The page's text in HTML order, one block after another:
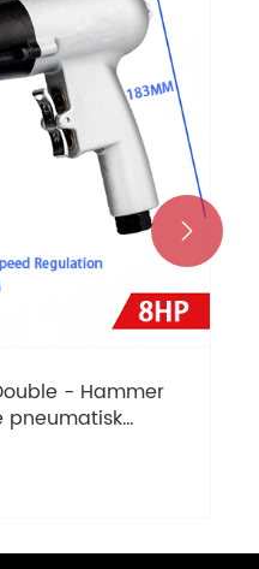
- Hammer
pneumatisk
